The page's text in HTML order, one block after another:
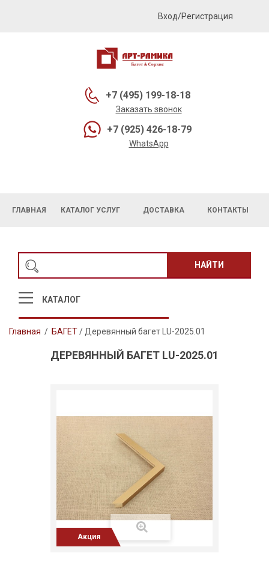
Вход/Регистрация
+7 (495) 199-18-18
Заказать звонок
+7 (925) 426-18-79
WhatsApp
ГЛАВНАЯ КАТАЛОГ УСЛУГ ДОСТАВКА КОНТАКТЫ
НАЙТИ
КАТАЛОГ
Главная / БАГЕТ/ Деревянный багет LU-2025.01
ДЕРЕВЯННЫЙ БАГЕТ LU-2025.01
Акция